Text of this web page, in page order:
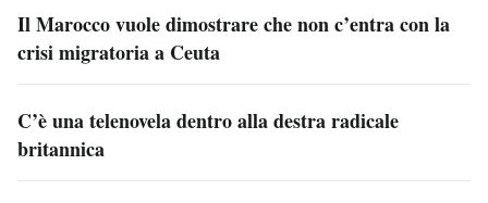
Il Marocco vuole dimostrare che non c’entra con la
crisi migratoria a Ceuta
C’è una telenovela dentro alla destra radicale
britannica